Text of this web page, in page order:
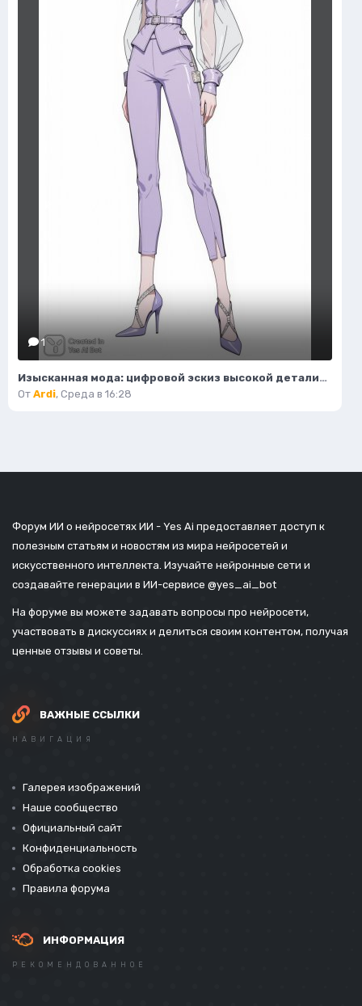
1
Изысканная мода: цифровой эскиз высокой детализации и безупречного стиля. Картинка из нейронной сети Flux
От Ardi, Среда в 16:28
Форум ИИ о нейросетях ИИ - Yes Ai предоставляет доступ к
полезным статьям и новостям из мира нейросетей и
искусственного интеллекта. Изучайте нейронные сети и
создавайте генерации в ИИ-сервисе @yes_ai_bot
На форуме вы можете задавать вопросы про нейросети,
участвовать в дискуссиях и делиться своим контентом, получая
ценные отзывы и советы.
ВАЖНЫЕ ССЫЛКИ
НАВИГАЦИЯ
Галерея изображений
Наше сообщество
Официальный сайт
Конфиденциальность
Обработка cookies
Правила форума
ИНФОРМАЦИЯ
РЕКОМЕНДОВАННОЕ